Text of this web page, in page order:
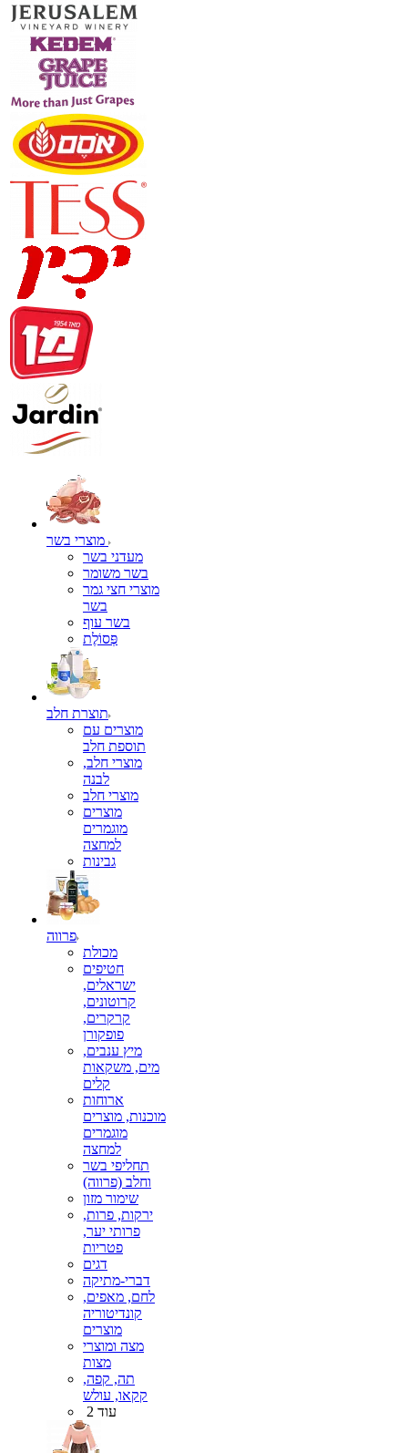
מעדני בשר
בשר משומר
מוצרי חצי גמר
בשר
בשר עוף
פְּסוֹלֶת
תוצרת חלב
מוצרים עם
תוספת חלב
מוצרי חלב,
לבנה
מוצרי חלב
מוצרים
מוגמרים
למחצה
גבינות
פרווה
מכולת
חטיפים
ישראלים,
קרוטונים,
קרקרים,
פופקורן
מיץ ענבים,
מים, משקאות
קלים
ארוחות
מוכנות, מוצרים
מוגמרים
למחצה
תחליפי בשר
וחלב (פרווה)
שימור מזון
ירקות, פרות,
פרותי יער,
פטריות
דגים
דברי-מתיקה
לחם, מאפים,
קונדיטוריה
מוצרים
מצה ומוצרי
מצות
תה, קפה,
קקאו, עולש
עוד 2